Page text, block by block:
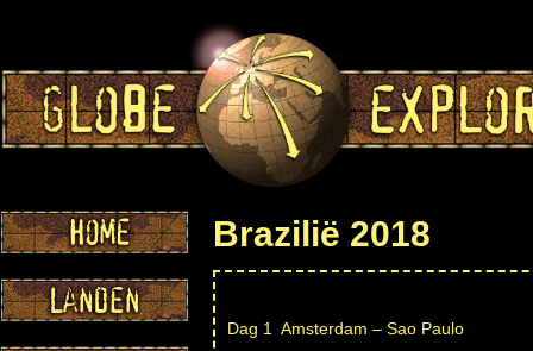
Brazilië 2018
Dag 1 Amsterdam – Sao Paulo